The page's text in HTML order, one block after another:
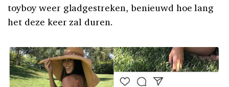
toyboy weer gladgestreken, benieuwd hoe lang
het deze keer zal duren.